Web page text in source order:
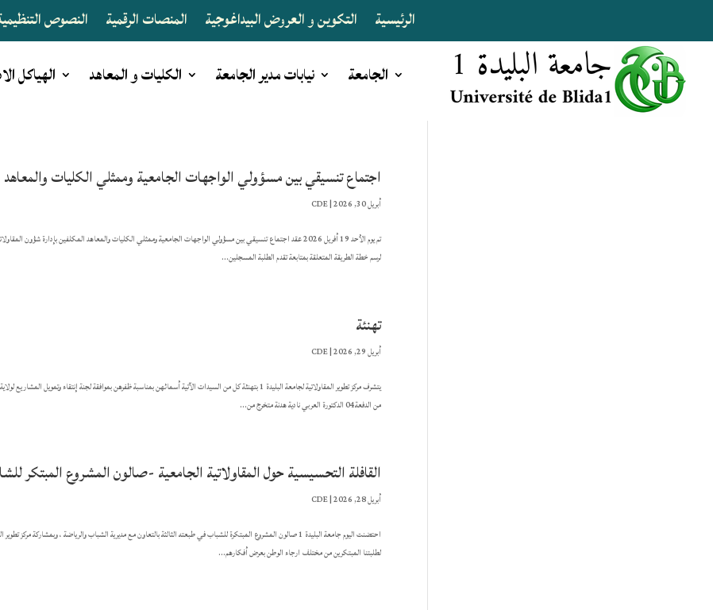
الرئيسية التكوين و العروض البيداغوجية المنصات الرقمية النصوص
الجامعة نيابات مدير الجامعة الكليات و المعاهد الهياكل
اجتماع تنسيقي بين مسؤولي الواجهات الجامعية وممثلي الكليات والمعاهد
أبريل 30, 2026 |
CDE
تم يوم الأحد 19 أفريل 2026 عقد اجتماع تنسيقي بين مسؤولي الواجهات الجامعية وممثلي الكليات والمعاهد المكلفين بإدارة
لرسم خطة الطريقة المتعلقة بمتابعة تقدم الطلبة المسجلين...
تهنئة
أبريل 29, 2026 |
CDE
من الدفعة04 الدكتورة العربي نادية هدنة متخرج من...
القافلة التحسيسية حول المقاولاتية الجامعية -صالون المشروع المبتكر
أبريل 28, 2026 |
CDE
احتضنت اليوم جامعة البليدة 1 صالون المشروع المبتكرة للشباب في طبعته الثالثة بالتعاون مع مديرية الشباب والرياضة ،
لطلبتنا المبتكرين من مختلف ارجاء الوطن بعرض أفكارهم...